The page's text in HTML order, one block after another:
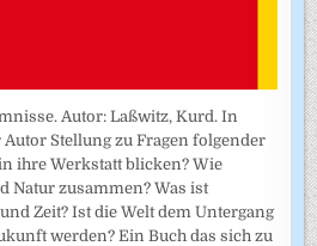
Autor: Laßwitz, Kurd. In
Stellung zu Fragen folgender
ihre Werkstatt blicken? Wie
Natur zusammen? Was ist
Zeit? Ist die Welt dem Untergang
werden? Ein Buch das sich zu